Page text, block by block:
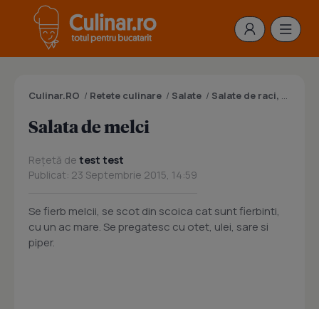
Culinar.RO / Retete culinare / Salate / Salate de raci, melci
Salata de melci
Rețetă de test test
Publicat: 23 Septembrie 2015, 14:59
Se fierb melcii, se scot din scoica cat sunt fierbinti,
cu un ac mare. Se pregatesc cu otet, ulei, sare si
piper.